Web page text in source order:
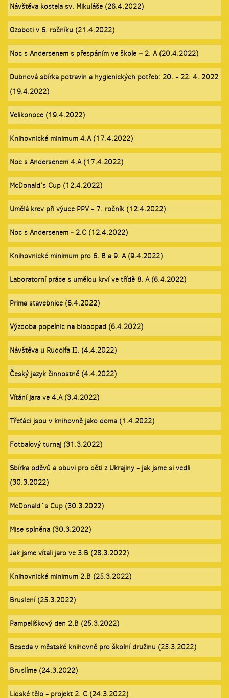
Návštěva kostela sv. Mikuláše (26.4.2022)
Ozoboti v 6. ročníku (21.4.2022)
Noc s Andersenem s přespáním ve škole – 2. A (20.4.2022)
Dubnová sbírka potravin a hygienických potřeb: 20. - 22. 4. 2022
(19.4.2022)
Velikonoce (19.4.2022)
Knihovnické minimum 4.A (17.4.2022)
Noc s Andersenem 4.A (17.4.2022)
McDonald’s Cup (12.4.2022)
Umělá krev při výuce PPV - 7. ročník (12.4.2022)
Noc s Andersenem - 2.C (12.4.2022)
Knihovnické minimum pro 6. B a 9. A (9.4.2022)
Laboratorní práce s umělou krví ve třídě 8. A (6.4.2022)
Prima stavebnice (6.4.2022)
Výzdoba popelnic na bioodpad (6.4.2022)
Návštěva u Rudolfa II. (4.4.2022)
Český jazyk činnostně (4.4.2022)
Vítání jara ve 4.A (3.4.2022)
Třeťáci jsou v knihovně jako doma (1.4.2022)
Fotbalový turnaj (31.3.2022)
Sbírka oděvů a obuvi pro děti z Ukrajiny - jak jsme si vedli
(30.3.2022)
McDonald´s Cup (30.3.2022)
Mise splněna (30.3.2022)
Jak jsme vítali jaro ve 3.B (28.3.2022)
Knihovnické minimum 2.B (25.3.2022)
Bruslení (25.3.2022)
Pampeliškový den 2.B (25.3.2022)
Beseda v městské knihovně pro školní družinu (25.3.2022)
Bruslíme (24.3.2022)
Lidské tělo - projekt 2. C (24.3.2022)